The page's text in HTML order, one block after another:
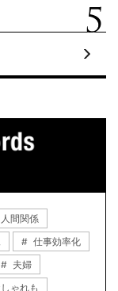
人間関係
仕事効率化
夫婦
ゃれも